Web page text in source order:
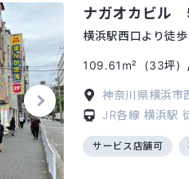
ナガオカビル
横浜駅西口より徒
109.61m² (33坪)
神奈川県横浜市
JR各線 横浜駅
サービス店舗可